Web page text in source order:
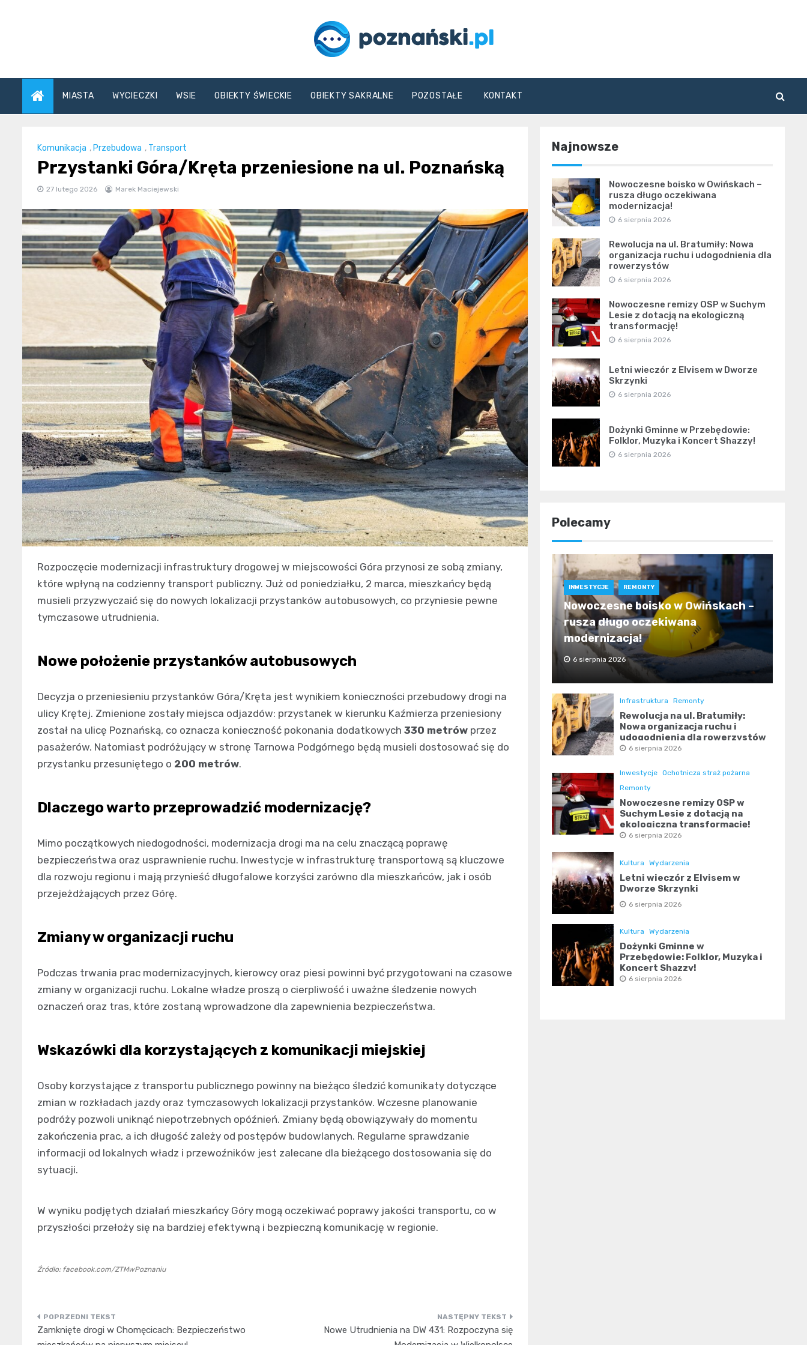
poznanski.pl
MIASTA WYCIECZKI WSIE OBIEKTY ŚWIECKIE OBIEKTY SAKRALNE POZOSTAŁE KONTAKT
Komunikacja ,Przebudowa , Transport
Przystanki Góra/Kręta przeniesione na ul. Poznańską
27 lutego 2026 Marek Maciejewski
Rozpoczęcie modernizacji infrastruktury drogowej w miejscowości Góra przynosi ze sobą zmiany,
które wpłyną na codzienny transport publiczny. Już od poniedziałku, 2 marca, mieszkańcy będą
musieli przyzwyczaić się do nowych lokalizacji przystanków autobusowych, co przyniesie pewne
tymczasowe utrudnienia.
Nowe położenie przystanków autobusowych
Decyzja o przeniesieniu przystanków Góra/Kręta jest wynikiem konieczności przebudowy drogi na
ulicy Krętej. Zmienione zostały miejsca odjazdów: przystanek w kierunku Kaźmierza przeniesiony
został na ulicę Poznańską, co oznacza konieczność pokonania dodatkowych 330 metrów przez
pasażerów. Natomiast podróżujący w stronę Tarnowa Podgórnego będą musieli dostosować się do
przystanku przesuniętego o 200 metrów.
Dlaczego warto przeprowadzić modernizację?
Mimo początkowych niedogodności, modernizacja drogi ma na celu znaczącą poprawę
bezpieczeństwa oraz usprawnienie ruchu. Inwestycje w infrastrukturę transportową są kluczowe
dla rozwoju regionu i mają przynieść długofalowe korzyści zarówno dla mieszkańców, jak i osób
przejeżdżających przez Górę.
Zmiany w organizacji ruchu
Podczas trwania prac modernizacyjnych, kierowcy oraz piesi powinni być przygotowani na czasowe
zmiany w organizacji ruchu. Lokalne władze proszą o cierpliwość i uważne śledzenie nowych
oznaczeń oraz tras, które zostaną wprowadzone dla zapewnienia bezpieczeństwa.
Wskazówki dla korzystających z komunikacji miejskiej
Osoby korzystające z transportu publicznego powinny na bieżąco śledzić komunikaty dotyczące
zmian w rozkładach jazdy oraz tymczasowych lokalizacji przystanków. Wczesne planowanie
podróży pozwoli uniknąć niepotrzebnych opóźnień. Zmiany będą obowiązywały do momentu
zakończenia prac, a ich długość zależy od postępów budowlanych. Regularne sprawdzanie
informacji od lokalnych władz i przewoźników jest zalecane dla bieżącego dostosowania się do
sytuacji.
W wyniku podjętych działań mieszkańcy Góry mogą oczekiwać poprawy jakości transportu, co w
przyszłości przełoży się na bardziej efektywną i bezpieczną komunikację w regionie.
Źródło: facebook.com/ZTMwPoznaniu
Nawigacja
Zamknięte drogi w Chomęcicach: Bezpieczeństwo
Nowe Utrudnienia na DW 431: Rozpoczyna się
Najnowsze
Nowoczesne boisko w Owińskach –
rusza długo oczekiwana
modernizacja!
6 sierpnia 2026
Rewolucja na ul. Bratumiły: Nowa
organizacja ruchu i udogodnienia dla
rowerzystów
6 sierpnia 2026
Nowoczesne remizy OSP w Suchym
Lesie z dotacją na ekologiczną
transformację!
6 sierpnia 2026
Letni wieczór z Elvisem w Dworze
Skrzynki
6 sierpnia 2026
Dożynki Gminne w Przebędowie:
Folklor, Muzyka i Koncert Shazzy!
6 sierpnia 2026
Polecamy
INWESTYCJE REMONTY
Nowoczesne boisko w Owińskach –
rusza długo oczekiwana
modernizacja!
6 sierpnia 2026
Infrastruktura Remonty
Rewolucja na ul. Bratumiły:
Nowa organizacja ruchu i
udogodnienia dla rowerzystów
6 sierpnia 2026
Inwestycje Ochotnicza straż pożarna
Remonty
Nowoczesne remizy OSP w
Suchym Lesie z dotacją na
ekologiczną transformację!
6 sierpnia 2026
Kultura Wydarzenia
Letni wieczór z Elvisem w
Dworze Skrzynki
6 sierpnia 2026
Kultura Wydarzenia
Dożynki Gminne w
Przebędowie: Folklor, Muzyka i
Koncert Shazzy!
6 sierpnia 2026